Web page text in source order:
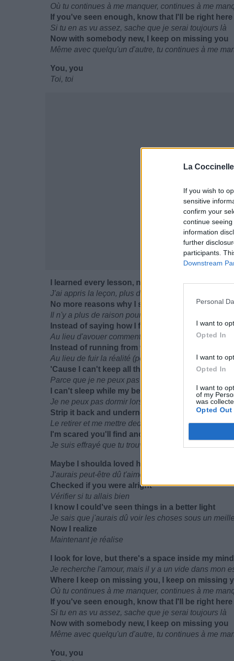
La
If you wish to
sensitive
confirm your
continue
information
further
participants.
Downstream
Personal
I want to
Opted In
I want to
Opted In
I want to
of my
was
Opted Out
Où tu continues à me manquer, continues à me
If you've seen enough, know that I'll be right here
Si tu en as vu assez, sache que je serai toujours là
Now with somebody new, I keep on missing you
Même avec quelqu'un d'autre, tu continues à me
You, you
Toi, toi
I learned every lesson, no more guessing
J'ai appris la leçon, plus de devinettes
No more reasons why I should be reminiscing
Il n'y a plus de raison pour que je me souvienne
Instead of saying how I feel (I feel)
Au lieu d'avouer comment je me sens (je me sens)
Instead of running from what's real (Why)
Au lieu de fuir la réalité (pourquoi)
'Cause I can't keep all this weight on my shoulders
Parce que je ne peux pas porter tout ce poids sur
I can't sleep while my bed's getting colder
Je ne peux pas dormir lorsque mon lit est gelé
Strip it back and underneath, I know
Le retirer et me mettre dedans, je sais
I'm scared you'll find another like me
Je suis effrayé que tu trouves un autre comme moi
Maybe I shoulda loved harder
J'aurais peut-être dû t'aimer plus fort
Checked if you were alright
Vérifier si tu allais bien
I know I could've seen things in a better light
Je sais que j'aurais dû voir les choses sous un
Now I realize
Maintenant je réalise
I look for love, but there's a space inside my mind
Je recherche l'amour, mais il y a un vide dans mon
Where I keep on missing you, I keep on missing
Où tu continues à me manquer, continues à me
If you've seen enough, know that I'll be right here
Si tu en as vu assez, sache que je serai toujours là
Now with somebody new, I keep on missing you
Même avec quelqu'un d'autre, tu continues à me
You, you